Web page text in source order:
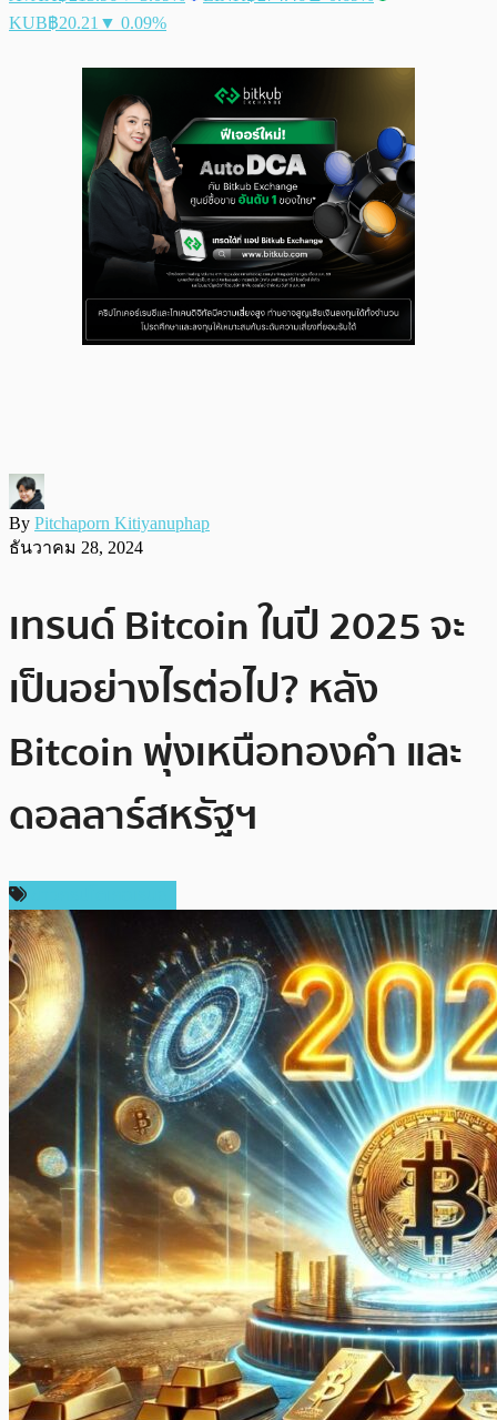
KUB฿20.21 ▼ 0.09%
By Pitchaporn Kitiyanuphap
ธันวาคม 28, 2024
เทรนด์ Bitcoin ในปี 2025 จะ
เป็นอย่างไรต่อไป? หลัง
Bitcoin พุ่งเหนือทองคำ และ
ดอลลาร์สหรัฐฯ